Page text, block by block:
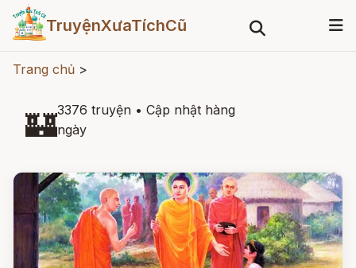
TruyệnXưaTíchCũ
Trang chủ >
🏰3376 truyện • Cập nhật hàng
ngày